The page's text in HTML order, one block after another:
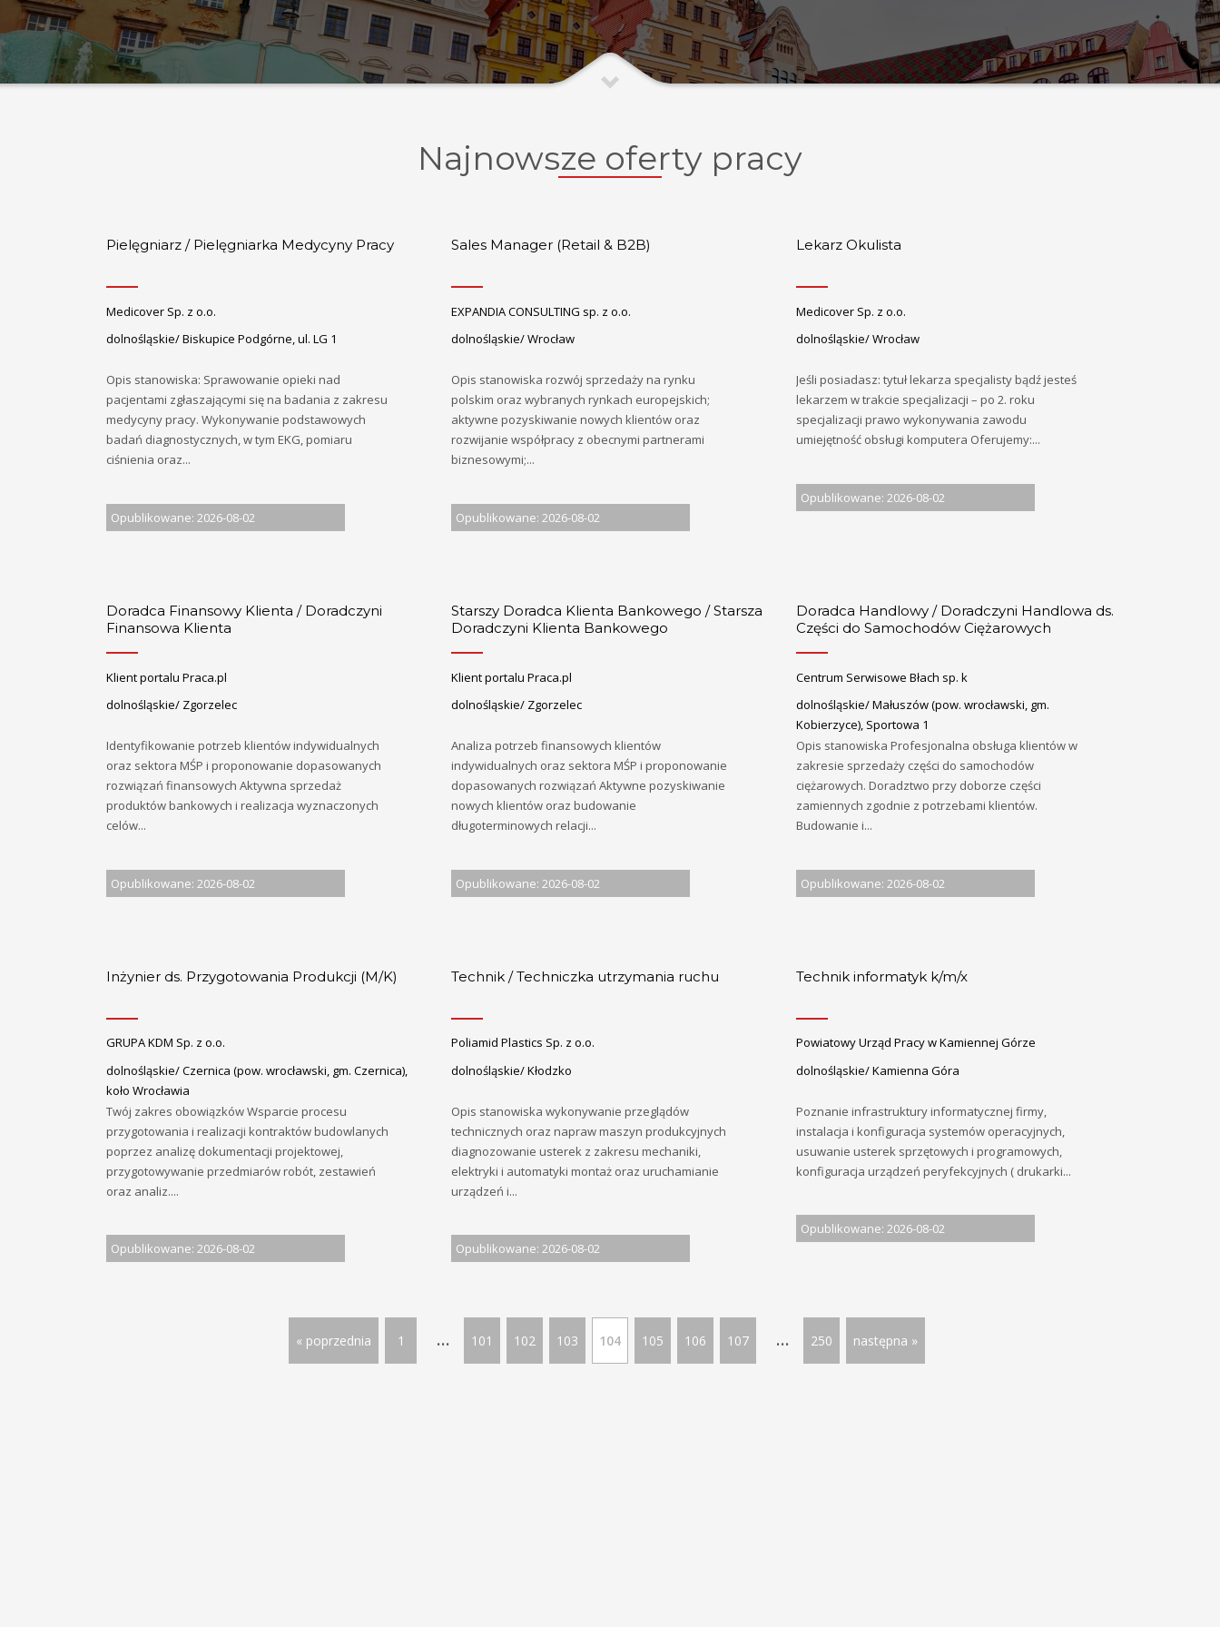
Najnowsze oferty pracy
Pielęgniarz / Pielęgniarka Medycyny Pracy
Medicover Sp. z o.o.
dolnośląskie/ Biskupice Podgórne, ul. LG 1
Opis stanowiska: Sprawowanie opieki nad
pacjentami zgłaszającymi się na badania z zakresu
medycyny pracy. Wykonywanie podstawowych
badań diagnostycznych, w tym EKG, pomiaru
ciśnienia oraz...
Opublikowane: 2026-08-02
Sales Manager (Retail & B2B)
EXPANDIA CONSULTING sp. z o.o.
dolnośląskie/ Wrocław
Opis stanowiska rozwój sprzedaży na rynku
polskim oraz wybranych rynkach europejskich;
aktywne pozyskiwanie nowych klientów oraz
rozwijanie współpracy z obecnymi partnerami
biznesowymi;...
Opublikowane: 2026-08-02
Lekarz Okulista
Medicover Sp. z o.o.
dolnośląskie/ Wrocław
Jeśli posiadasz: tytuł lekarza specjalisty bądź jesteś
lekarzem w trakcie specjalizacji – po 2. roku
specjalizacji prawo wykonywania zawodu
umiejętność obsługi komputera Oferujemy:...
Opublikowane: 2026-08-02
Doradca Finansowy Klienta / Doradczyni
Finansowa Klienta
Klient portalu Praca.pl
dolnośląskie/ Zgorzelec
Identyfikowanie potrzeb klientów indywidualnych
oraz sektora MŚP i proponowanie dopasowanych
rozwiązań finansowych Aktywna sprzedaż
produktów bankowych i realizacja wyznaczonych
celów...
Opublikowane: 2026-08-02
Starszy Doradca Klienta Bankowego / Starsza
Doradczyni Klienta Bankowego
Klient portalu Praca.pl
dolnośląskie/ Zgorzelec
Analiza potrzeb finansowych klientów
indywidualnych oraz sektora MŚP i proponowanie
dopasowanych rozwiązań Aktywne pozyskiwanie
nowych klientów oraz budowanie
długoterminowych relacji...
Opublikowane: 2026-08-02
Doradca Handlowy / Doradczyni Handlowa ds.
Części do Samochodów Ciężarowych
Centrum Serwisowe Błach sp. k
dolnośląskie/ Małuszów (pow. wrocławski, gm.
Kobierzyce), Sportowa 1
Opis stanowiska Profesjonalna obsługa klientów w
zakresie sprzedaży części do samochodów
ciężarowych. Doradztwo przy doborze części
zamiennych zgodnie z potrzebami klientów.
Budowanie i...
Opublikowane: 2026-08-02
Inżynier ds. Przygotowania Produkcji (M/K)
GRUPA KDM Sp. z o.o.
dolnośląskie/ Czernica (pow. wrocławski, gm. Czernica),
koło Wrocławia
Twój zakres obowiązków Wsparcie procesu
przygotowania i realizacji kontraktów budowlanych
poprzez analizę dokumentacji projektowej,
przygotowywanie przedmiarów robót, zestawień
oraz analiz....
Opublikowane: 2026-08-02
Technik / Techniczka utrzymania ruchu
Poliamid Plastics Sp. z o.o.
dolnośląskie/ Kłodzko
Opis stanowiska wykonywanie przeglądów
technicznych oraz napraw maszyn produkcyjnych
diagnozowanie usterek z zakresu mechaniki,
elektryki i automatyki montaż oraz uruchamianie
urządzeń i...
Opublikowane: 2026-08-02
Technik informatyk k/m/x
Powiatowy Urząd Pracy w Kamiennej Górze
dolnośląskie/ Kamienna Góra
Poznanie infrastruktury informatycznej firmy,
instalacja i konfiguracja systemów operacyjnych,
usuwanie usterek sprzętowych i programowych,
konfiguracja urządzeń peryfekcyjnych ( drukarki...
Opublikowane: 2026-08-02
« poprzednia 1 ... 101 102 103 104 105 106 107 ... 250 następna »